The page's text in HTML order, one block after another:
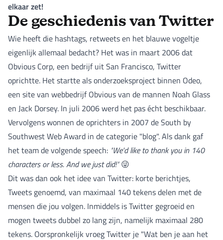
elkaar zet!
De geschiedenis van Twitter
Wie heeft die hashtags, retweets en het blauwe vogeltje
eigenlijk allemaal bedacht? Het was in maart 2006 dat
Obvious Corp, een bedrijf uit San Francisco, Twitter
oprichtte. Het startte als onderzoeksproject binnen Odeo,
een site van webbedrijf Obvious van de mannen Noah Glass
en Jack Dorsey. In juli 2006 werd het pas écht beschikbaar.
Vervolgens wonnen de oprichters in 2007 de South by
Southwest Web Award in de categorie "blog". Als dank gaf
het team de volgende speech: "We'd like to thank you in 140
characters or less. And we just did!"😜
Dit was dan ook het idee van Twitter: korte berichtjes,
Tweets genoemd, van maximaal 140 tekens delen met de
mensen die jou volgen. Inmiddels is Twitter gegroeid en
mogen tweets dubbel zo lang zijn, namelijk maximaal 280
tekens. Oorspronkelijk vroeg Twitter je "Wat ben je aan het